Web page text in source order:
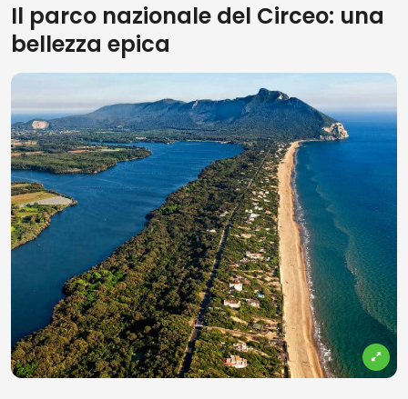
Il parco nazionale del Circeo: una
bellezza epica